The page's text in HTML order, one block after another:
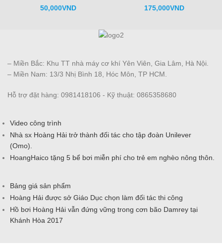
50,000VND 175,000VND
– Miền Bắc: Khu TT nhà máy cơ khí Yên Viên, Gia Lâm, Hà Nội.
– Miền Nam: 13/3 Nhị Bình 18, Hóc Môn, TP HCM.
Hỗ trợ đặt hàng: 0981418106 - Kỹ thuật: 0865358680
Video công trình
Nhà sx Hoàng Hải trở thành đối tác cho tập đoàn Unilever
(Omo).
HoangHaico tặng 5 bể bơi miễn phí cho trẻ em nghèo nông thôn.
Bảng giá sản phẩm
Hoàng Hải được sở Giáo Dục chọn làm đối tác thi công
Hồ bơi Hoàng Hải vẫn đứng vững trong cơn bão Damrey tại
Khánh Hòa 2017